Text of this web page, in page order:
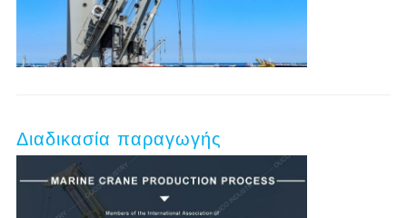
Διαδικασία παραγωγής